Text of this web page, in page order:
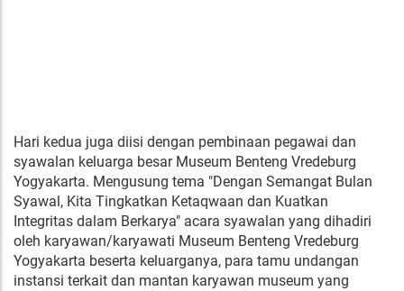
Hari kedua juga diisi dengan pembinaan pegawai dan
syawalan keluarga besar Museum Benteng Vredeburg
Yogyakarta. Mengusung tema "Dengan Semangat Bulan
Syawal, Kita Tingkatkan Ketaqwaan dan Kuatkan
Integritas dalam Berkarya" acara syawalan yang dihadiri
oleh karyawan/karyawati Museum Benteng Vredeburg
Yogyakarta beserta keluarganya, para tamu undangan
instansi terkait dan mantan karyawan museum yang